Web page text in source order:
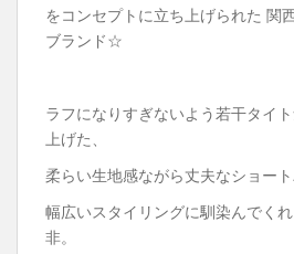
をコンセプトに立ち上げられた 関
ブランド☆
ラフになりすぎないよう若干タイ
上げた、
柔らい生地感ながら丈夫なショート
幅広いスタイリングに馴染んでく
非。